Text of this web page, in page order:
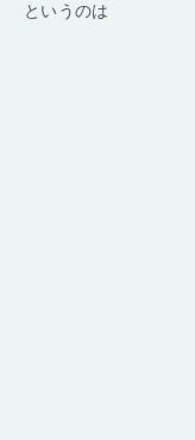
というのは